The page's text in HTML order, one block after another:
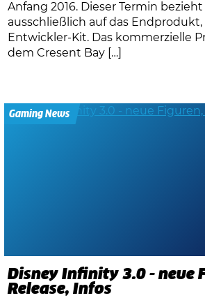
Anfang 2016. Dieser Termin bezieht
ausschließlich auf das
Entwickler-Kit. Das kommerzielle
dem Cresent Bay […]
Gaming News
Disney Infinity 3.0 - neue
Release, Infos